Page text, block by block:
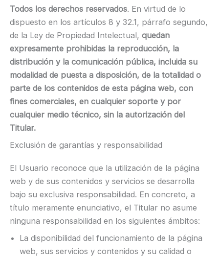
Todos los derechos reservados. En virtud de lo
dispuesto en los artículos 8 y 32.1, párrafo segundo,
de la Ley de Propiedad Intelectual, quedan
expresamente prohibidas la reproducción, la
distribución y la comunicación pública, incluida su
modalidad de puesta a disposición, de la totalidad o
parte de los contenidos de esta página web, con
fines comerciales, en cualquier soporte y por
cualquier medio técnico, sin la autorización del
Titular.
Exclusión de garantías y responsabilidad
El Usuario reconoce que la utilización de la página
web y de sus contenidos y servicios se desarrolla
bajo su exclusiva responsabilidad. En concreto, a
título meramente enunciativo, el Titular no asume
ninguna responsabilidad en los siguientes ámbitos:
La disponibilidad del funcionamiento de la página
web, sus servicios y contenidos y su calidad o